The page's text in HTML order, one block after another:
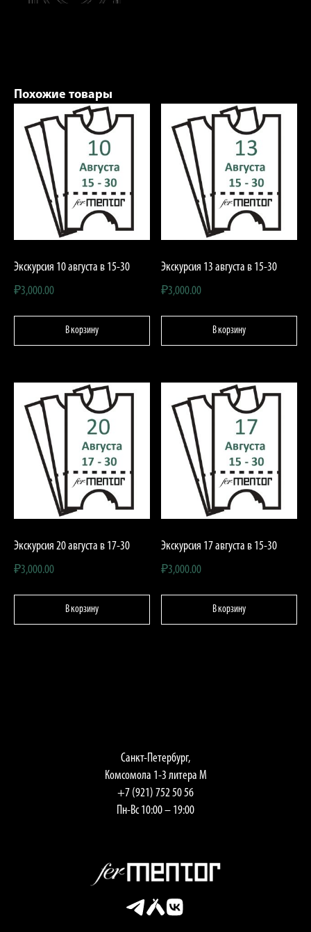
Похожие товары
Экскурсия 10 августа в 15-30
₽3,000.00
В корзину
Экскурсия 13 августа в 15-30
₽3,000.00
В корзину
Экскурсия 20 августа в 17-30
₽3,000.00
В корзину
Экскурсия 17 августа в 15-30
₽3,000.00
В корзину
Санкт-Петербург,
Комсомола 1-3 литера М
+7 (921) 752 50 56
Пн-Вс 10:00 – 19:00